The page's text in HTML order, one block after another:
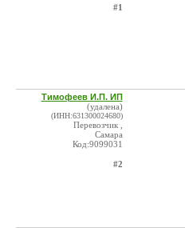
#1
Тимофеев И.П. ИП
(удалена)
(ИНН:631300024680)
Перевозчик ,
Самара
Код:9099031
#2